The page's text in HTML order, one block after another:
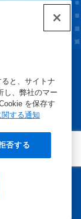
と、サイトナ
し、弊社のマー
を保存す
する通知
否する
ー|利用規約